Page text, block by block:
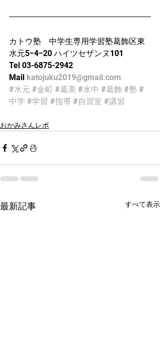
カトウ塾　中学生専用学習塾葛飾区東
水元5−4−20 ハイツセザンヌ101
Tel 03-6875-2942
Mail katojuku2019@gmail.com
#水元 #金町 #葛美 #水中 #葛飾 #塾 #
中学 #学習 #指導 #自習室 #講習
おかみさんレポ
最新記事 すべて表示